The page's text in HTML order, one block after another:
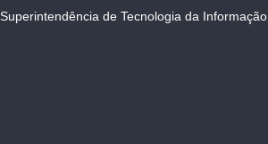
Superintendência de Tecnologia da Informação